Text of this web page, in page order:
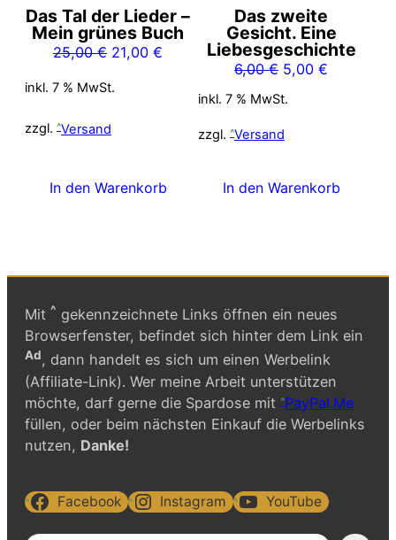
Das Tal der Lieder –
Mein grünes Buch
25,00€ Ursprünglicher
war:
21,00€ Aktueller
inkl. 7 % MwSt.
zzgl. Versand
In den Warenkorb
Das zweite
Gesicht. Eine
Liebesgeschichte
6,00€ Ursprünglicher
6,00 €
5,00€
inkl. 7 % MwSt.
zzgl. Versand
In den Warenkorb
Mit ^ gekennzeichnete Links öffnen ein neues
Browserfenster, befindet sich hinter dem Link ein
Ad, dann handelt es sich um einen Werbelink
(Affiliate-Link). Wer meine Arbeit unterstützen
möchte, darf gerne die Spardose mit PayPal.Me
füllen, oder beim nächsten Einkauf die Werbelinks
nutzen, Danke!
Facebook Instagram YouTube